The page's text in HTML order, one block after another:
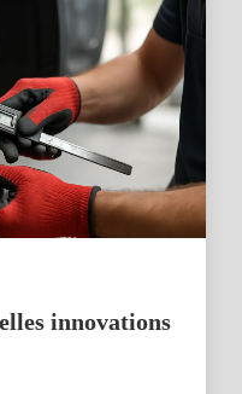
innovations